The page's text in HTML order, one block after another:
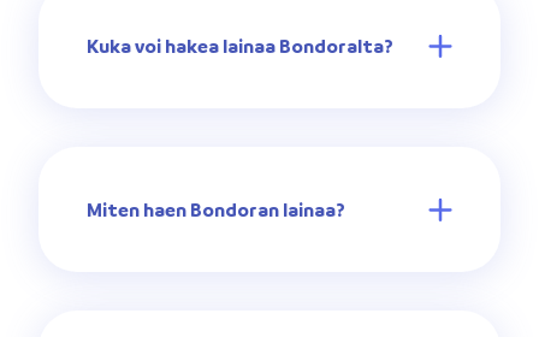
Kuka voi hakea lainaa Bondoralta?
Miten haen Bondoran lainaa?